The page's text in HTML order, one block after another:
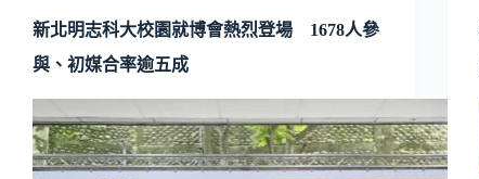
新北明志科大校園就博會熱烈登場 1678人參
與、初媒合率逾五成